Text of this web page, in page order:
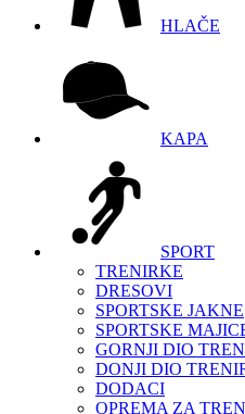
HLAČE
KAPA
SPORT
TRENIRKE
DRESOVI
SPORTSKE JAKNE
SPORTSKE
GORNJI DIO
DONJI DIO
DODACI
OPREMA ZA